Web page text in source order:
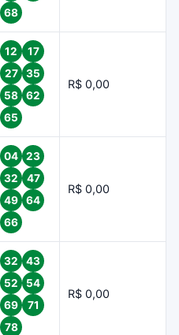
68
12
17
27
35
58
62
65
R$ 0,00
04
23
32
47
49
64
66
R$ 0,00
32
43
52
54
69
71
78
R$ 0,00